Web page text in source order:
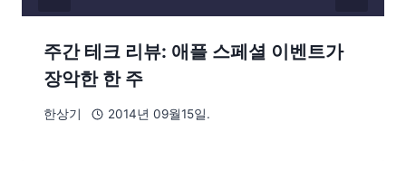
주간 테크 리뷰: 애플 스페셜 이벤트가
장악한 한 주
한상기 2014년 09월15일.